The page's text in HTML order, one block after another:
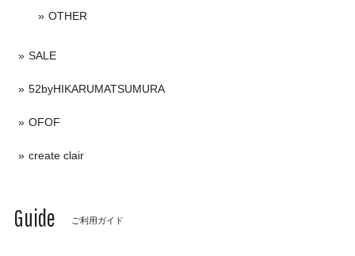
OTHER
SALE
52byHIKARUMATSUMURA
OFOF
create clair
Guide ご利用ガイド